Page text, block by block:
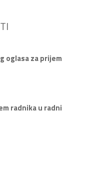
oglasa za prijem
radnika u radni